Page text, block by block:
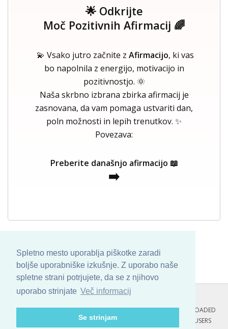
Spletno mesto uporablja piškotke zaradi
boljše uporabniške izkušnje. Z uporabo naše
spletne strani potrjujete, da se z njihovo
uporabo strinjate Več informacij
Se strinjam
🌟 Odkrijte
Moč Pozitivnih Afirmacij 🌈
💫 Vsako jutro začnite z Afirmacijo, ki vas
bo napolnila z energijo, motivacijo in
pozitivnostjo. 🌞
Naša skrbno izbrana zbirka afirmacij je
zasnovana, da vam pomaga ustvariti dan,
poln možnosti in lepih trenutkov. ✨
Povezava:
Preberite današnjo afirmacijo 📖
➡️
COPYRIGHT © 2013 - 2026 BYSKINBASE. ALL ARTWORK ARE UPLOADED
AND COPYRIGHTED TO ITS AUTHOR.
POZITIVNE MISLI : 138 USERS